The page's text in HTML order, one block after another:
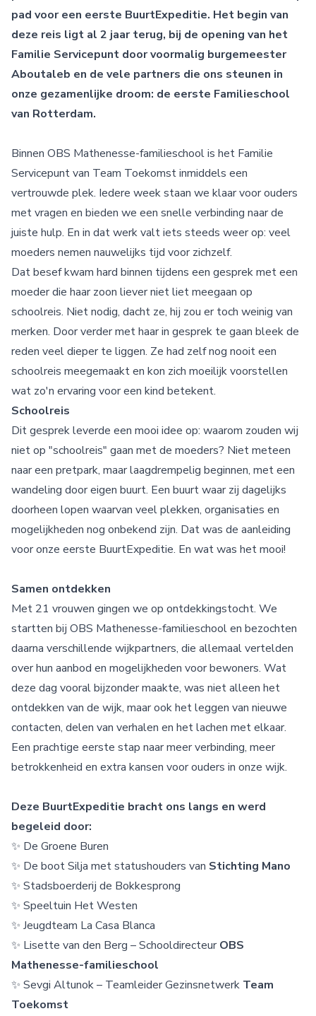
pad voor een eerste BuurtExpeditie. Het begin van
deze reis ligt al 2 jaar terug, bij de opening van het
Familie Servicepunt door voormalig burgemeester
Aboutaleb en de vele partners die ons steunen in
onze gezamenlijke droom: de eerste Familieschool
van Rotterdam.
Binnen OBS Mathenesse-familieschool is het Familie
Servicepunt van Team Toekomst inmiddels een
vertrouwde plek. Iedere week staan we klaar voor ouders
met vragen en bieden we een snelle verbinding naar de
juiste hulp. En in dat werk valt iets steeds weer op: veel
moeders nemen nauwelijks tijd voor zichzelf.
Dat besef kwam hard binnen tijdens een gesprek met een
moeder die haar zoon liever niet liet meegaan op
schoolreis. Niet nodig, dacht ze, hij zou er toch weinig van
merken. Door verder met haar in gesprek te gaan bleek de
reden veel dieper te liggen. Ze had zelf nog nooit een
schoolreis meegemaakt en kon zich moeilijk voorstellen
wat zo'n ervaring voor een kind betekent.
Schoolreis
Dit gesprek leverde een mooi idee op: waarom zouden wij
niet op "schoolreis" gaan met de moeders? Niet meteen
naar een pretpark, maar laagdrempelig beginnen, met een
wandeling door eigen buurt. Een buurt waar zij dagelijks
doorheen lopen waarvan veel plekken, organisaties en
mogelijkheden nog onbekend zijn. Dat was de aanleiding
voor onze eerste BuurtExpeditie. En wat was het mooi!
Samen ontdekken
Met 21 vrouwen gingen we op ontdekkingstocht. We
startten bij OBS Mathenesse-familieschool en bezochten
daarna verschillende wijkpartners, die allemaal vertelden
over hun aanbod en mogelijkheden voor bewoners. Wat
deze dag vooral bijzonder maakte, was niet alleen het
ontdekken van de wijk, maar ook het leggen van nieuwe
contacten, delen van verhalen en het lachen met elkaar.
Een prachtige eerste stap naar meer verbinding, meer
betrokkenheid en extra kansen voor ouders in onze wijk.
Deze BuurtExpeditie bracht ons langs en werd
begeleid door:
✨ De Groene Buren
✨ De boot Silja met statushouders van Stichting Mano
✨ Stadsboerderij de Bokkesprong
✨ Speeltuin Het Westen
✨ Jeugdteam La Casa Blanca
✨ Lisette van den Berg – SchooldirecteurOBS
Mathenesse-familieschool
✨ Sevgi Altunok – Teamleider Gezinsnetwerk Team
Toekomst